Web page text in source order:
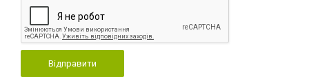
Відправити